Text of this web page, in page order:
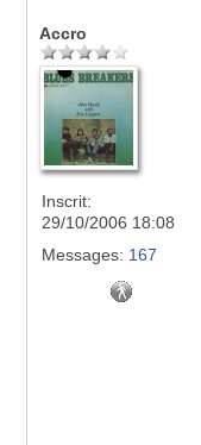
Accro
Inscrit:
29/10/2006 18:08
Messages: 167